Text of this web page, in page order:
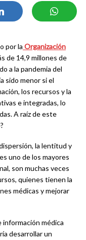
por la Organización
de 14,9 millones de
a la pandemia del
sido menor si el
los recursos y la
e integradas, lo
A raíz de este
la lentitud y
uno de los mayores
son muchas veces
quienes tienen la
médicas y mejorar
médica
desarrollar un